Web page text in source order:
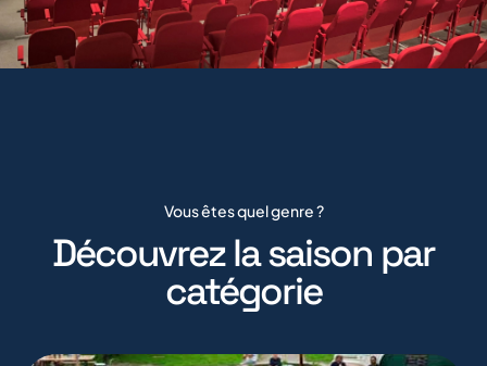
Vous êtes quel genre ?
Découvrez la saison par
catégorie